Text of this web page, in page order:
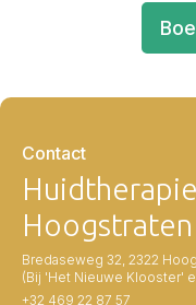
Contact
Hoogstraten
Bredaseweg 32, 2322
(Bij 'Het Nieuwe Klooster'
+32 469 22 87 57